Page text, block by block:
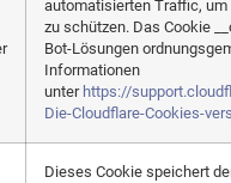
automatisierten Traffic,
zu schützen. Das Cookie
Bot-Lösungen
Informationen
unter https://
Die-Cloudflare-Cookies-
Dieses Cookie speichert